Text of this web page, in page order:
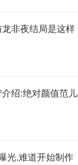
非夜结局是这样
绍:绝对颜值范儿
光,难道开始制作